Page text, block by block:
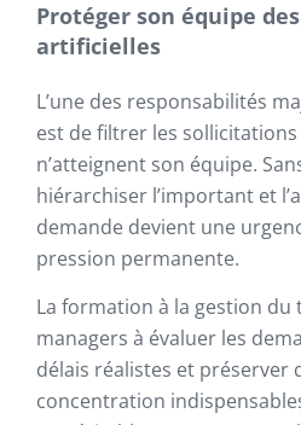
Protéger son équipe
artificielles
L’une des responsabilités
est de filtrer les sollicitations
n’atteignent son équipe.
hiérarchiser l’important et
demande devient une
pression permanente.
La formation à la gestion du
managers à évaluer les
délais réalistes et préserver
concentration